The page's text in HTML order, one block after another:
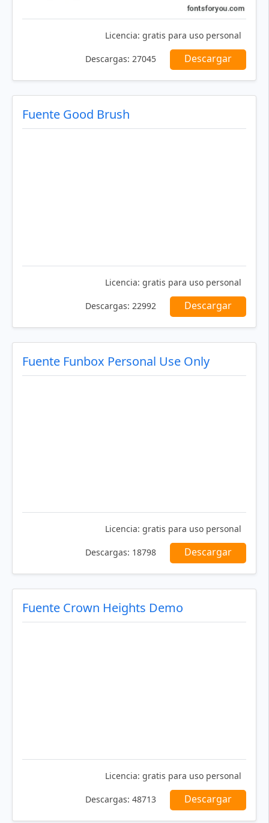
Licencia: gratis para uso personal
Descargas: 27045 Descargar
Fuente Good Brush
Licencia: gratis para uso personal
Descargas: 22992 Descargar
Fuente Funbox Personal Use Only
Licencia: gratis para uso personal
Descargas: 18798 Descargar
Fuente Crown Heights Demo
Licencia: gratis para uso personal
Descargas: 48713 Descargar